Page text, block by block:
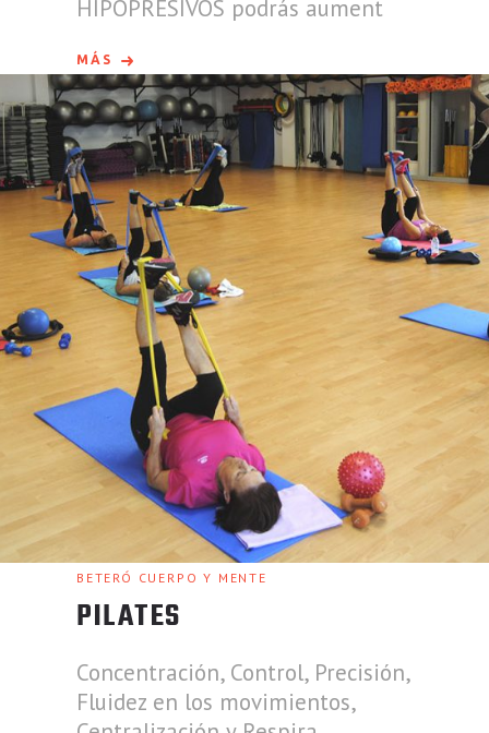
HIPOPRESIVOS podrás aument
MÁS
BETERÓ CUERPO Y MENTE
PILATES
Concentración, Control, Precisión,
Fluidez en los movimientos,